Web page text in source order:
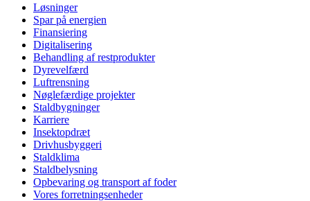
Løsninger
Spar på energien
Finansiering
Digitalisering
Behandling af restprodukter
Dyrevelfærd
Luftrensning
Nøglefærdige projekter
Staldbygninger
Karriere
Insektopdræt
Drivhusbyggeri
Staldklima
Staldbelysning
Opbevaring og transport af foder
Vores forretningsenheder